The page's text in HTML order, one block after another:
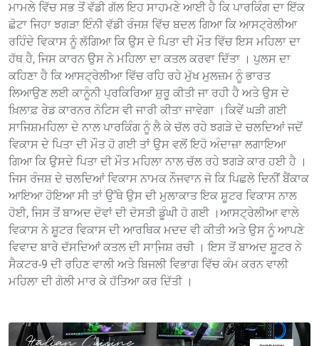
ਮਾਮਲੇ ਵਿੱਚ ਸਭ ਤੋਂ ਵੱਡੀ ਗੱਲ ਇਹ ਸਾਹਮਣੇ ਆਈ ਹੈ ਕਿ ਪਾਰਕਿੰਗ ਦਾ ਇੱਕ
ਛੋਟਾ ਜਿਹਾ ਝਗੜਾ ਇੰਨੀ ਵੱਡੀ ਰੰਜਸ਼ ਵਿੱਚ ਬਦਲ ਗਿਆ ਕਿ ਆਸਟ੍ਰੇਲੀਆ
ਰਹਿੰਦੇ ਵਿਕਾਸ ਨੂੰ ਲੱਗਿਆ ਕਿ ਉਸ ਦੇ ਪਿਤਾ ਦੀ ਮੌਤ ਵਿੱਚ ਇਸ ਮਹਿਲਾ ਦਾ
ਹੱਥ ਹੈ, ਜਿਸ ਕਾਰਨ ਉਸ ਨੇ ਮਹਿਲਾ ਦਾ ਕਤਲ ਕਰਵਾ ਦਿੱਤਾ । ਪੁਲਸ ਦਾ
ਕਹਿਣਾ ਹੈ ਕਿ ਆਸਟ੍ਰੇਲੀਆ ਵਿੱਚ ਰਹਿ ਰਹੇ ਮੁੱਖ ਮੁਲਜ਼ਮ ਨੂੰ ਭਾਰਤ
ਲਿਆਉਣ ਲਈ ਕਾਨੂੰਨੀ ਪ੍ਰਕਿਰਿਆ ਸ਼ੁਰੂ ਕੀਤੀ ਜਾ ਰਹੀ ਹੈ ਅਤੇ ਉਸ ਦੇ
ਖ਼ਿਲਾਫ਼ ਰੇਡ ਕਾਰਨਰ ਨੋਟਿਸ ਵੀ ਜਾਰੀ ਕੀਤਾ ਜਾਵੇਗਾ ।ਕਿਵੇਂ ਘੜੀ ਗਈ
ਸਾਜਿਸ਼ਮਹਿਲਾ ਦੇ ਨਾਲ ਪਾਰਕਿੰਗ ਨੂੰ ਲੈ ਕੇ ਚੱਲ ਰਹੇ ਝਗੜੇ ਦੇ ਚਲਦਿਆਂ ਜਦੋਂ
ਵਿਕਾਸ ਦੇ ਪਿਤਾ ਦੀ ਮੌਤ ਹੋ ਗਈ ਤਾਂ ਉਸ ਵਲੋਂ ਇਹੋ ਅੰਦਾਜ਼ਾ ਲਗਾਇਆ
ਗਿਆ ਕਿ ਉਸਦੇ ਪਿਤਾ ਦੀ ਮੌਤ ਮਹਿਲਾ ਨਾਲ ਚੱਲ ਰਹੇ ਝਗੜੇ ਕਾਰ ਹਈ ਹੈ ।
ਜਿਸ ਰੰਜਸ਼ ਦੇ ਚਲਦਿਆਂ ਵਿਕਾਸ ਨਾਮਕ ਨੌਜਵਾਨ ਜੋ ਕਿ ਪਿਛਲੇ ਦਿਨੀਂ ਬੈਂਕਾਕ
ਆਇਆ ਹੋਇਆ ਸੀ ਤਾਂ ਉੱਥੇ ਉਸ ਦੀ ਮੁਲਾਕਾਤ ਇਕ ਸ਼ੂਟਰ ਵਿਕਾਸ ਨਾਲ
ਹੋਈ, ਜਿਸ ਤੋਂ ਬਾਅਦ ਦੋਵਾਂ ਦੀ ਦੋਸਤੀ ਡੂੰਘੀ ਹੋ ਗਈ ।ਆਸਟ੍ਰੇਲੀਆ ਵਾਲੇ
ਵਿਕਾਸ ਨੇ ਸ਼ੂਟਰ ਵਿਕਾਸ ਦੀ ਆਰਥਿਕ ਮਦਦ ਵੀ ਕੀਤੀ ਅਤੇ ਉਸ ਨੂੰ ਆਪਣੇ
ਵਿਵਾਦ ਬਾਰੇ ਦੱਸਦਿਆਂ ਕਤਲ ਦੀ ਸਾਜਿ਼ਸ਼ ਰਚੀ । ਇਸ ਤੋਂ ਬਾਅਦ ਸ਼ੂਟਰ ਨੇ
ਸੈਕਟਰ-9 ਦੀ ਰਹਿਣ ਵਾਲੀ ਅਤੇ ਬਿਜਲੀ ਵਿਭਾਗ ਵਿੱਚ ਕੰਮ ਕਰਨ ਵਾਲੀ
ਮਹਿਲਾ ਦੀ ਗੋਲੀ ਮਾਰ ਕੇ ਹੱਤਿਆ ਕਰ ਦਿੱਤੀ ।